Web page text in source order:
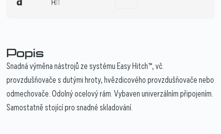
H01
Popis
Snadná výměna nástrojů ze systému Easy Hitch™, vč.
provzdušňovače s dutými hroty, hvězdicového provzdušňovače nebo
odmechovače. Odolný ocelový rám. Vybaven univerzálním připojením.
Samostatně stojící pro snadné skladování.